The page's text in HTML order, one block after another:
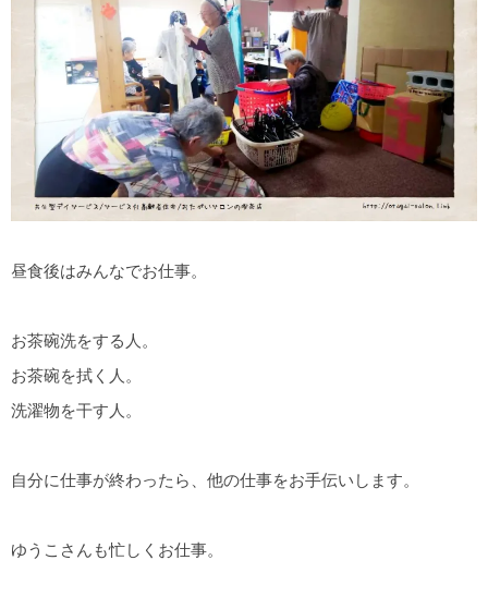
昼食後はみんなでお仕事。
お茶碗洗をする人。
お茶碗を拭く人。
洗濯物を干す人。
自分に仕事が終わったら、他の仕事をお手伝いします。
ゆうこさんも忙しくお仕事。